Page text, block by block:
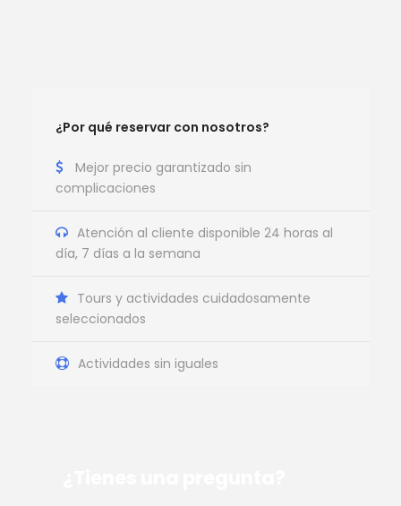
¿Por qué reservar con nosotros?
Mejor precio garantizado sin
complicaciones
Atención al cliente disponible 24 horas al
día, 7 días a la semana
Tours y actividades cuidadosamente
seleccionados
Actividades sin iguales